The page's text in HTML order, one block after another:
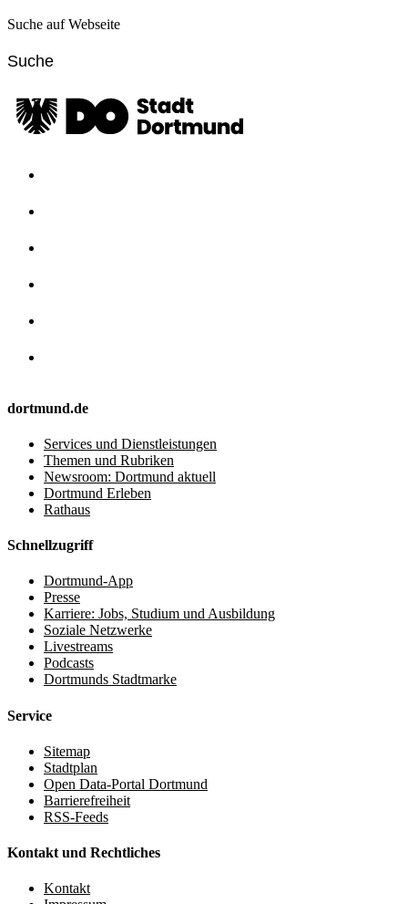
Suche auf Webseite
dortmund.de
Services und Dienstleistungen
Themen und Rubriken
Newsroom: Dortmund aktuell
Dortmund Erleben
Rathaus
Schnellzugriff
Dortmund-App
Presse
Karriere: Jobs, Studium und Ausbildung
Soziale Netzwerke
Livestreams
Podcasts
Dortmunds Stadtmarke
Service
Sitemap
Stadtplan
Open Data-Portal Dortmund
Barrierefreiheit
RSS-Feeds
Kontakt und Rechtliches
Kontakt